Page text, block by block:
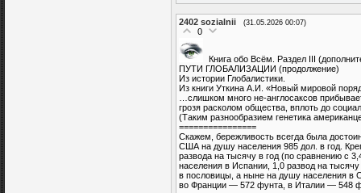
2402 sozialnii (31.05.2026 00:07)
0
Книга обо Всём. Раздел III
ПУТИ ГЛОБАЛИЗАЦИИ (продолжение)
Из истории Глобалистики.
Из книги Уткина А.И. «Новый мировой
…слишком много не-англосаксов
грозя расколом общества, вплоть до
(Таким разнообразием генетика
================
Скажем, бережливость всегда была
США на душу населения 985 дол. в год.
развода на тысячу в год (по сравнению с
населения в Испании, 1,0 развод на
в пословицы, а ныне на душу населения в
во Франции — 572 фунта, в Италии — 548